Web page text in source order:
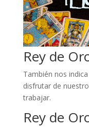
Rey de
También nos
disfrutar de
trabajar.
Rey de